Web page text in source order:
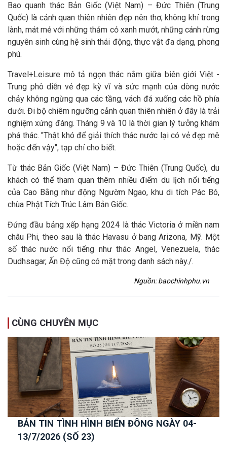
Bao quanh thác Bản Giốc (Việt Nam) – Đức Thiên (Trung
Quốc) là cảnh quan thiên nhiên đẹp nên thơ, không khí trong
lành, mát mẻ với những thảm cỏ xanh mướt, những cánh rừng
nguyên sinh cùng hệ sinh thái động, thực vật đa dạng, phong
phú.
Travel+Leisure mô tả ngọn thác nằm giữa biên giới Việt -
Trung phô diễn vẻ đẹp kỳ vĩ và sức mạnh của dòng nước
chảy không ngừng qua các tầng, vách đá xuống các hồ phía
dưới. Đi bộ chiêm ngưỡng cảnh quan thiên nhiên ở đây là trải
nghiệm xứng đáng. Tháng 9 và 10 là thời gian lý tưởng khám
phá thác. "Thật khó để giải thích thác nước lại có vẻ đẹp mê
hoặc đến vậy", tạp chí cho biết.
Từ thác Bản Giốc (Việt Nam) – Đức Thiên (Trung Quốc), du
khách có thể tham quan thêm nhiều điểm du lịch nổi tiếng
của Cao Bằng như động Ngườm Ngao, khu di tích Pác Bó,
chùa Phật Tích Trúc Lâm Bản Giốc.
Đứng đầu bảng xếp hạng 2024 là thác Victoria ở miền nam
châu Phi, theo sau là thác Havasu ở bang Arizona, Mỹ. Một
số thác nước nổi tiếng như thác Angel, Venezuela, thác
Dudhsagar, Ấn Độ cũng có mặt trong danh sách này./.
Nguồn: baochinhphu.vn
CÙNG CHUYÊN MỤC
BẢN TIN TÌNH HÌNH BIỂN ĐÔNG NGÀY 04-
13/7/2026 (SỐ 23)